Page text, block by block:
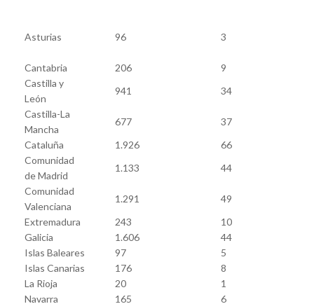
Asturias 96 3
Cantabria
206 9
Castilla y
León
941
34
Castilla-La
Mancha
677
37
Cataluña
1.926
66
Comunidad
de Madrid
1.133
44
Comunidad
Valenciana
1.291
49
Extremadura
243
10
Galicia
1.606
44
Islas Baleares
97
5
Islas Canarias
176
8
La Rioja
20
1
Navarra
165
6